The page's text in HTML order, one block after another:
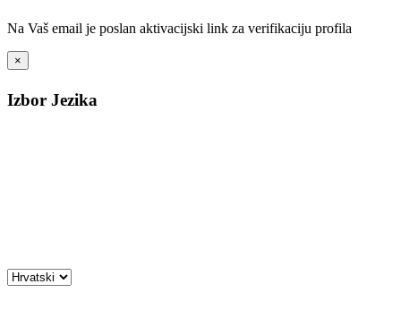
Na Vaš email je poslan aktivacijski link za verifikaciju profila
×
Izbor Jezika